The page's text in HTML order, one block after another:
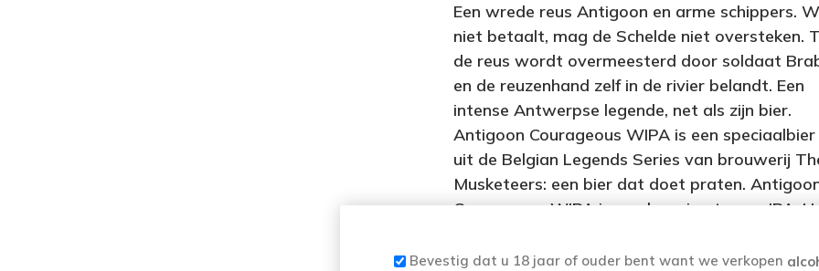
Een wrede reus Antigoon en arme schippers.
niet betaalt, mag de Schelde niet oversteken.
de reus wordt overmeesterd door soldaat
en de reuzenhand zelf in de rivier belandt. Een
intense Antwerpse legende, net als zijn bier.
Antigoon Courageous WIPA is een speciaalbier
uit de Belgian Legends Series van brouwerij
Musketeers: een bier dat doet praten.
Courageous WIPA is een hoppige tarwe-IPA.
alcoholpercentage van 6%. De typische
Bevestig dat u 18 jaar of ouder bent want we verkopen